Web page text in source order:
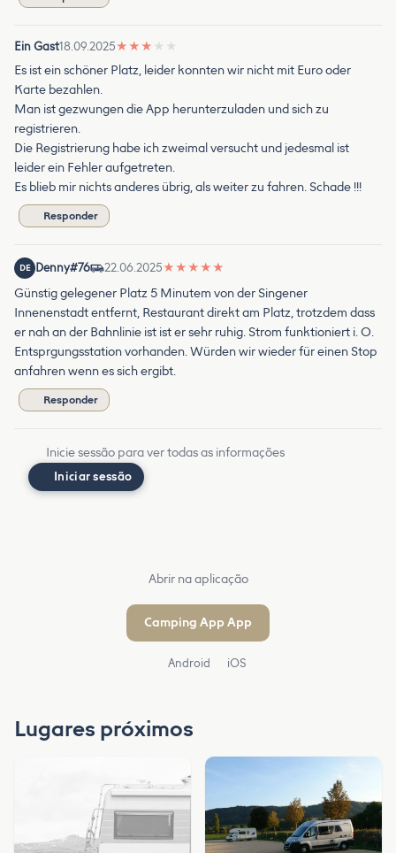
Ein Gast18.09.2025★ ★ ★ ★ ★
Es ist ein schöner Platz, leider konnten wir nicht mit Euro oder
Karte bezahlen.
Man ist gezwungen die App herunterzuladen und sich zu
registrieren.
Die Registrierung habe ich zweimal versucht und jedesmal ist
leider ein Fehler aufgetreten.
Es blieb mir nichts anderes übrig, als weiter zu fahren. Schade !!!
Responder
DE Denny#76 22.06.2025★ ★ ★ ★ ★
Günstig gelegener Platz 5 Minutem von der Singener
Innenenstadt entfernt, Restaurant direkt am Platz, trotzdem dass
er nah an der Bahnlinie ist ist er sehr ruhig. Strom funktioniert i. O.
Entsprgungsstation vorhanden. Würden wir wieder für einen Stop
anfahren wenn es sich ergibt.
Responder
Inicie sessão para ver todas as informações
Iniciar sessão
Abrir na aplicação
Camping App App
Android iOS
Lugares próximos